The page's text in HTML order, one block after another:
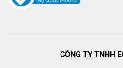
CÔNG TY TNHH